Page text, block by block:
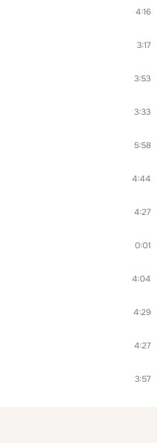
4:16
3:17
3:53
3:33
5:58
4:44
4:27
0:01
4:04
4:29
4:27
3:57